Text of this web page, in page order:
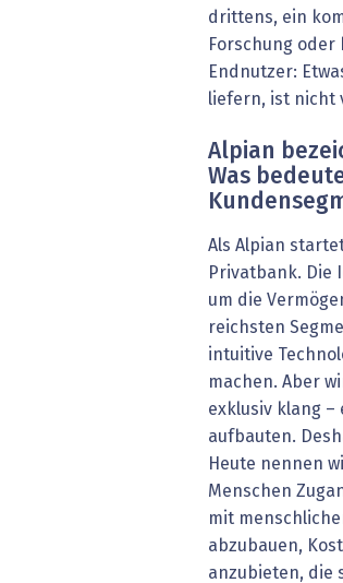
drittens, ein
Forschung
Endnutzer:
liefern, ist nicht
Alpian
Was
Als Alpian
Privatbank. Die
um die
reichsten
intuitive
machen. Aber
exklusiv klang –
aufbauten.
Heute nennen
Menschen
mit
abzubauen,
anzubieten, die